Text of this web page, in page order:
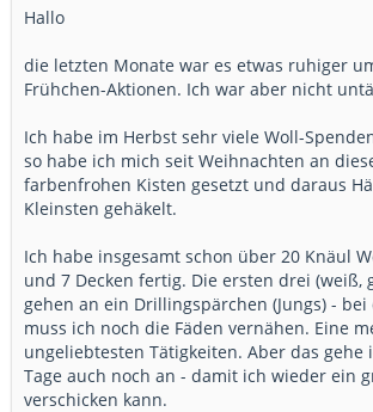
Hallo
die letzten Monate war es etwas ruhiger
Frühchen-Aktionen. Ich war aber nicht
Ich habe im Herbst sehr viele Woll-
so habe ich mich seit Weihnachten an
farbenfrohen Kisten gesetzt und daraus
Kleinsten gehäkelt.
Ich habe insgesamt schon über 20 Knäul
und 7 Decken fertig. Die ersten drei (weiß,
gehen an ein Drillingspärchen (Jungs) -
muss ich noch die Fäden vernähen. Eine
ungeliebtesten Tätigkeiten. Aber das gehe
Tage auch noch an - damit ich wieder ein
verschicken kann.